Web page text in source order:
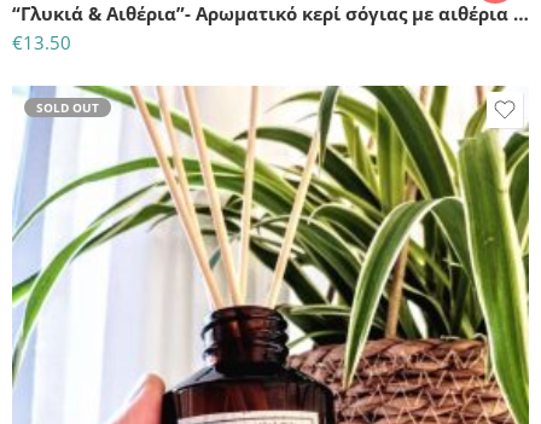
“Γλυκιά & Αιθέρια”- Αρωματικό κερί σόγιας με αιθέρια έλαια
€13.50
SOLD OUT